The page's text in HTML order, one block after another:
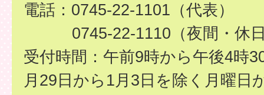
電話：0745-22-1101（代表）
0745-22-1110（夜間・休
受付時間：午前9時から午後4時
月29日から1月3日を除く月曜日